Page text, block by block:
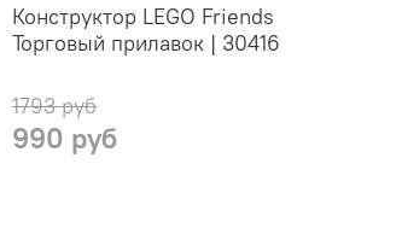
Конструктор LEGO Friends
Торговый прилавок | 30416
1793 руб
990 руб